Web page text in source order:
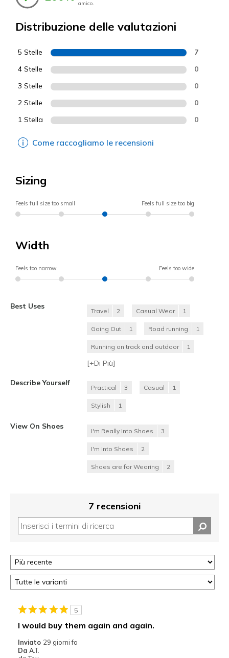
amico.
Distribuzione delle valutazioni
5 Stelle 7
4 Stelle 0
3 Stelle 0
2 Stelle 0
1 Stella 0
Come raccogliamo le recensioni
Sizing
Feels full size too small Feels full size too big
Width
Feels too narrow Feels too wide
Best Uses
Travel 2 Casual Wear 1
Going Out 1 Road running 1
Running on track and outdoor 1
[+Di Più]
Describe Yourself
Practical 3 Casual 1
Stylish 1
View On Shoes
I'm Really Into Shoes 3
I'm Into Shoes 2
Shoes are for Wearing 2
7 recensioni
5
I would buy them again and again.
Inviato 29 giorni fa
Da A.T.